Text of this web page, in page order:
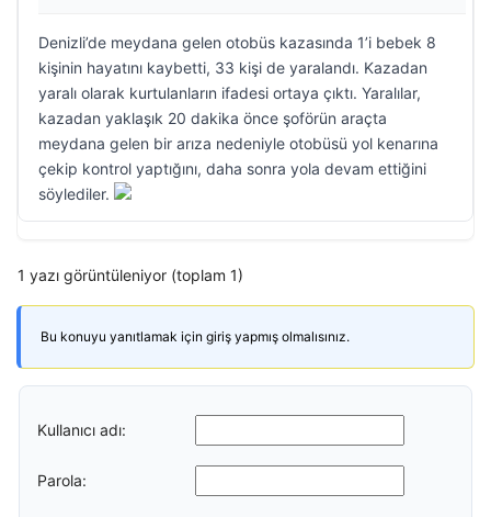
Denizli’de meydana gelen otobüs kazasında 1’i bebek 8
kişinin hayatını kaybetti, 33 kişi de yaralandı. Kazadan
yaralı olarak kurtulanların ifadesi ortaya çıktı. Yaralılar,
kazadan yaklaşık 20 dakika önce şoförün araçta
meydana gelen bir arıza nedeniyle otobüsü yol kenarına
çekip kontrol yaptığını, daha sonra yola devam ettiğini
söylediler.
1 yazı görüntüleniyor (toplam 1)
Bu konuyu yanıtlamak için giriş yapmış olmalısınız.
Kullanıcı adı:
Parola: